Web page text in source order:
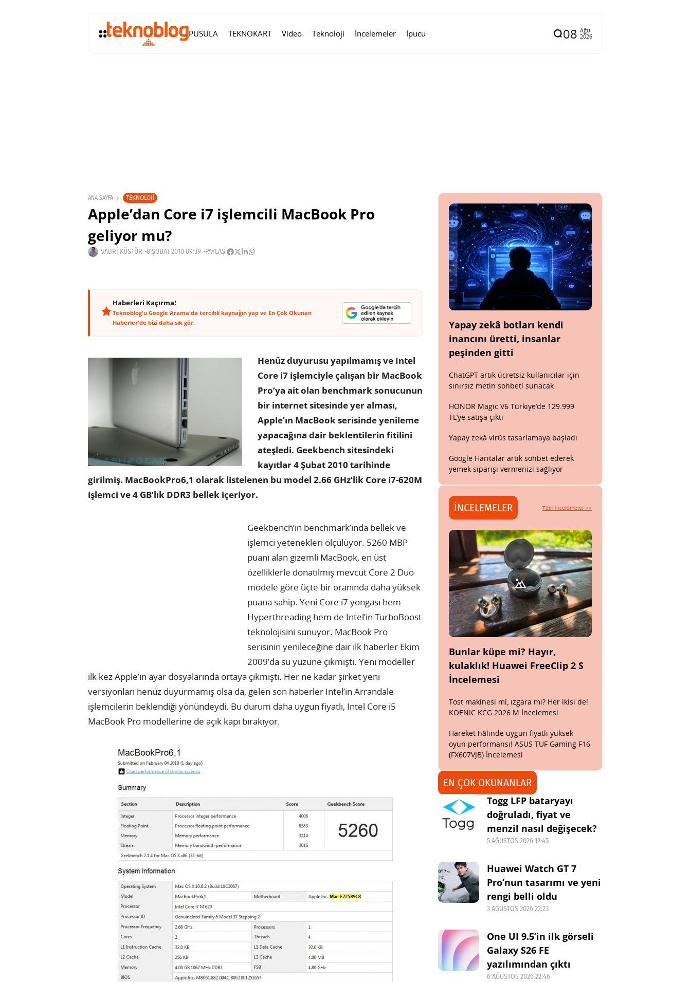
PUSULA TEKNOKART Video Teknoloji İncelemeler İpucu 08 Ağu
2026
ANA SAYFA TEKNOLOJI
Apple’dan Core i7 işlemcili MacBook Pro
geliyor mu?
SABRI KÜSTÜR 8 ŞUBAT 2010 09:39 PAYLAŞ:
Haberleri Kaçırma!
Teknoblog'u Google Arama'da tercihli kaynağın yap ve En Çok Okunan
Haberler'de bizi daha sık gör.
Henüz duyurusu yapılmamış ve Intel
Core i7 işlemciyle çalışan bir MacBook
Pro’ya ait olan benchmark sonucunun
bir internet sitesinde yer alması,
Apple’ın MacBook serisinde yenileme
yapacağına dair beklentilerin fitilini
ateşledi. Geekbench sitesindeki
kayıtlar 4 Şubat 2010 tarihinde
girilmiş. MacBookPro6,1 olarak listelenen bu model 2.66 GHz’lik Core i7-620M
işlemci ve 4 GB’lık DDR3 bellek içeriyor.
Geekbench’in benchmark’ında bellek ve
işlemci yetenekleri ölçülüyor. 5260 MBP
puanı alan gizemli MacBook, en üst
özelliklerle donatılmış mevcut Core 2 Duo
modele göre üçte bir oranında daha yüksek
puana sahip. Yeni Core i7 yongası hem
Hyperthreading hem de Intel’in TurboBoost
teknolojisini sunuyor. MacBook Pro
serisinin yenileceğine dair ilk haberler Ekim
2009’da su yüzüne çıkmıştı. Yeni modeller
ilk kez Apple’ın ayar dosyalarında ortaya çıkmıştı. Her ne kadar şirket yeni
versiyonları henüz duyurmamış olsa da, gelen son haberler Intel’in Arrandale
işlemcilerin beklendiği yönündeydi. Bu durum daha uygun fiyatlı, Intel Core i5
MacBook Pro modellerine de açık kapı bırakıyor.
Yapay zekâ botları kendi
inancını üretti, insanlar
peşinden gitti
ChatGPT artık ücretsiz kullanıcılar için
sınırsız metin sohbeti sunacak
HONOR Magic V6 Türkiye’de 129.999
TL’ye satışa çıktı
Yapay zekâ virüs tasarlamaya başladı
Google Haritalar artık sohbet ederek
yemek siparişi vermenizi sağlıyor
İNCELEMELER Tüm incelemeler >>
Bunlar küpe mi? Hayır,
kulaklık! Huawei FreeClip 2 S
İncelemesi
Tost makinesi mi, ızgara mı? Her ikisi de!
KOENIC KCG 2026 M İncelemesi
Hareket hâlinde uygun fiyatlı yüksek
oyun performansı! ASUS TUF Gaming F16
(FX607VJB) İncelemesi
EN ÇOK OKUNANLAR
Togg LFP bataryayı
doğruladı, fiyat ve
menzil nasıl değişecek?
5 AĞUSTOS 2026 12:45
Huawei Watch GT 7
Pro’nun tasarımı ve yeni
rengi belli oldu
3 AĞUSTOS 2026 22:23
One UI 9.5’in ilk görseli
Galaxy S26 FE
yazılımından çıktı
6 AĞUSTOS 2026 22:46